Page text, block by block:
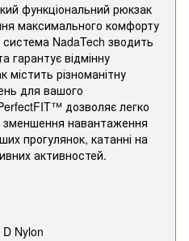
функціональний рюкзак
максимального комфорту
система NadaTech зводить
гарантує відмінну
містить різноманітну
для вашого
дозволяє легко
зменшення навантаження
прогулянок, катанні на
активностей.
Nylon